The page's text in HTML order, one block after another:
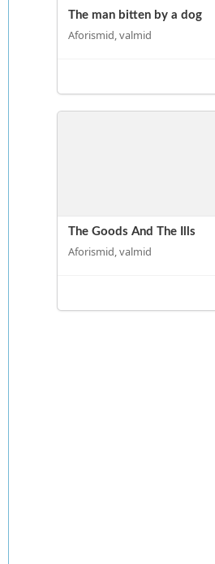
The man bitten by a dog
Aforismid, valmid
The Goods And The Ills
Aforismid, valmid